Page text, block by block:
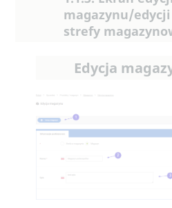
magazynu/
strefy
Edycja